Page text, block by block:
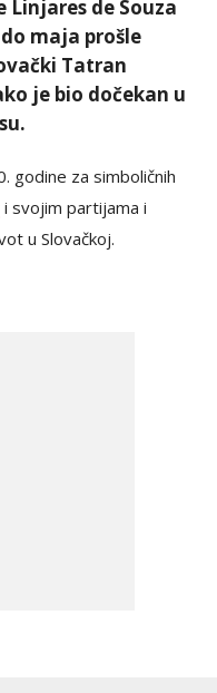
Linjares de Souza
maja prošle
Tatran
je bio dočekan u
godine za simboličnih
i svojim partijama i
u Slovačkoj.